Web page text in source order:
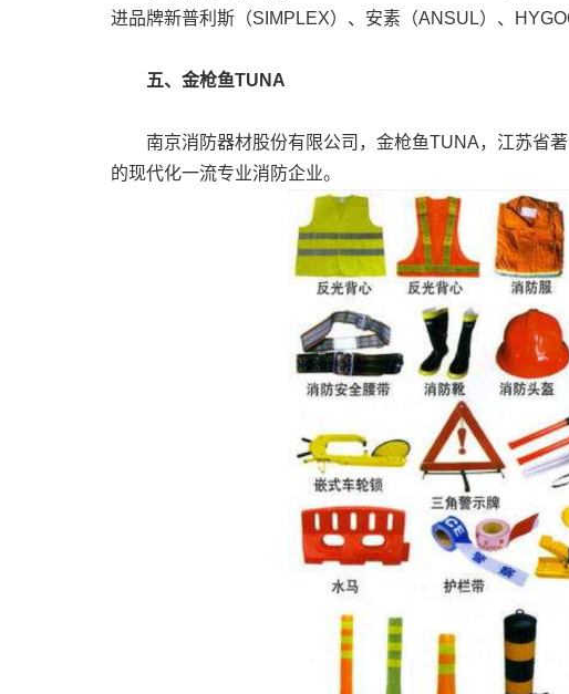
进品牌新普利斯（SIMPLEX）、安素（ANSUL）、
五、金枪鱼TUNA
南京消防器材股份有限公司，金枪鱼TUNA，江苏省著
的现代化一流专业消防企业。